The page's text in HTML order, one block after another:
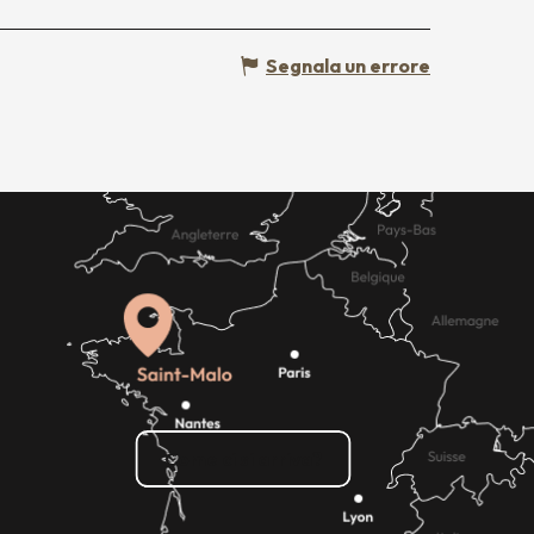
Segnala un errore
Come ci si arriva?